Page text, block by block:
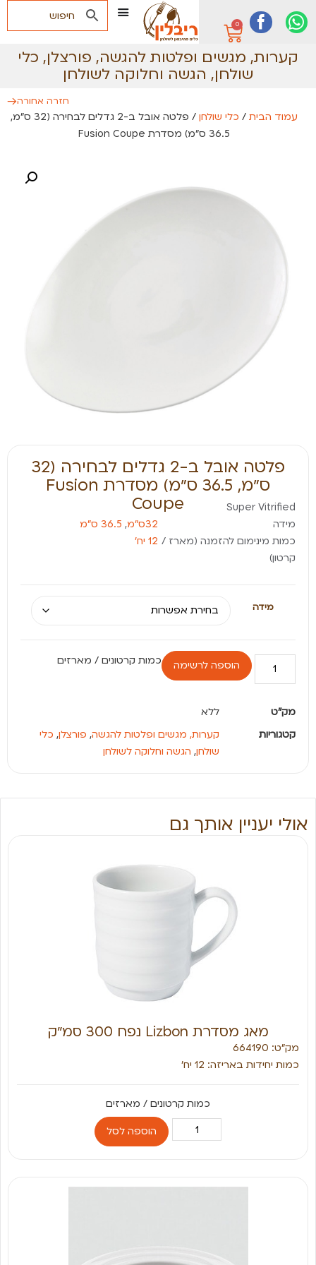
0
קערות, מגשים ופלטות להגשה, פורצלן, כלי
שולחן, הגשה וחלוקה לשולחן
עמוד הבית / כלי שולחן
/ פלטה אובל ב-2 גדלים לבחירה (32 ס״מ,
36.5 ס״מ) מסדרת Fusion Coupe
חזרה אחורה
פלטה אובל ב-2 גדלים לבחירה (32
ס״מ, 36.5 ס״מ) מסדרת Fusion
Coupe
Super Vitrified
מידה
32ס״מ , 36.5 ס״מ
כמות מינימום להזמנה (מארז /
קרטון)
12 יח׳
מידה
הוספה לרשימה
מק"ט
ללא
קטגוריות
קערות, מגשים ופלטות להגשה, פורצלן, כלי
שולחן, הגשה וחלוקה לשולחן
אולי יעניין אותך גם
מאג מסדרת Lizbon נפח 300 סמ״ק
מק״ט: 664190
כמות יחידות באריזה: 12 יח׳
הוספה לסל